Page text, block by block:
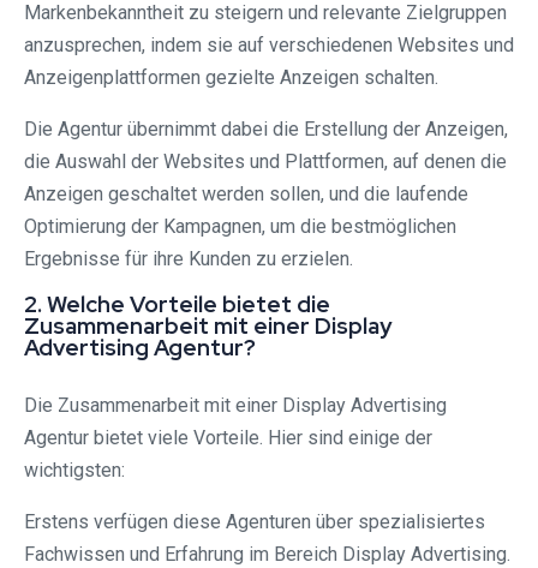
Markenbekanntheit zu steigern und relevante Zielgruppen
anzusprechen, indem sie auf verschiedenen Websites und
Anzeigenplattformen gezielte Anzeigen schalten.
Die Agentur übernimmt dabei die Erstellung der Anzeigen,
die Auswahl der Websites und Plattformen, auf denen die
Anzeigen geschaltet werden sollen, und die laufende
Optimierung der Kampagnen, um die bestmöglichen
Ergebnisse für ihre Kunden zu erzielen.
2. Welche Vorteile bietet die
Zusammenarbeit mit einer Display
Advertising Agentur?
Die Zusammenarbeit mit einer Display Advertising
Agentur bietet viele Vorteile. Hier sind einige der
wichtigsten:
Erstens verfügen diese Agenturen über spezialisiertes
Fachwissen und Erfahrung im Bereich Display Advertising.